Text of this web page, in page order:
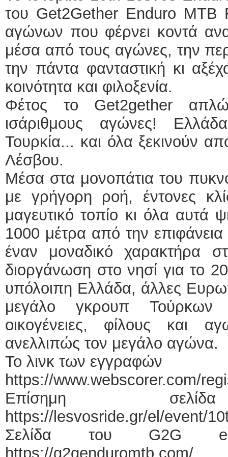
του Get2Gether Enduro MTB
αγώνων που φέρνει κοντά
μέσα από τους αγώνες, την
την πάντα φανταστική κι
κοινότητα και φιλοξενία.
Φέτος το Get2gether
ισάριθμους αγώνες!
Τουρκία... και όλα ξεκινούν
Λέσβου.
Μέσα στα μονοπάτια του
με γρήγορη ροή, έντονες
μαγευτικό τοπίο κι όλα
1000 μέτρα από την
έναν μοναδικό χαρακτήρα
διοργάνωση στο νησί για το
υπόλοιπη Ελλάδα, άλλες
μεγάλο γκρουπ Τούρκων
οικογένειες, φίλους και
ανελλιπώς τον μεγάλο αγώνα.
Το λινκ των εγγραφών
https://www.webscorer.com/
Επίσημη
https://lesvosride.gr/el/event/
Σελίδα του G2G
https://g2genduromtb.com/